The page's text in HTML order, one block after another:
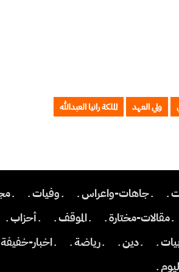
ولي العهد
الملكة رانيا العبدالله
ـ ـ جاهات-واعراس ـ ـ وفيات ـ ـ
ـ مقالات-مختارة ـ ـ الموقف ـ ـ أحزاب ـ
ـ ـ دين ـ ـ رياضة ـ ـ اخبار-خفيفة
ـ